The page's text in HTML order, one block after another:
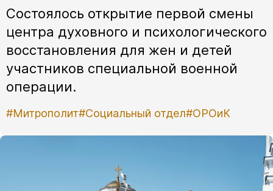
Cостоялось открытие первой смены
центра духовного и психологического
восстановления для жен и детей
участников специальной военной
операции.
#Митрополит#Социальный отдел#ОРОиК